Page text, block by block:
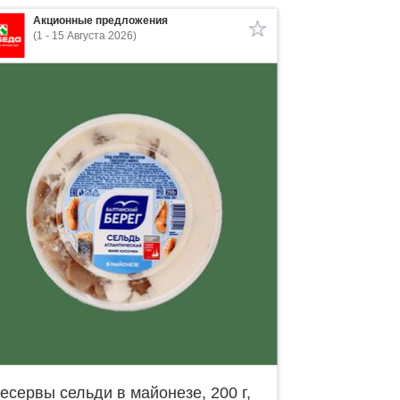
Акционные предложения
(1 - 15 Августа 2026)
сельди в майонезе, 200 г,